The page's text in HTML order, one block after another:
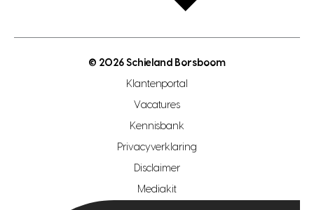
open woningwaarde dag
makelaar regio zoetermeer
hypotheekshop regio den haag
hypotheekshop regio rotterdam
© 2026 Schieland Borsboom
Klantenportal
Vacatures
Kennisbank
Privacyverklaring
Disclaimer
Mediakit